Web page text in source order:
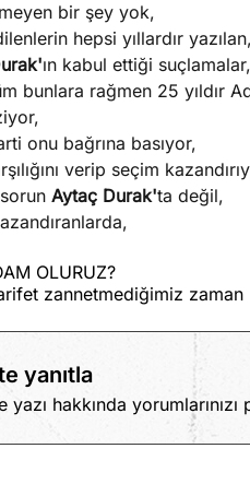
bir şey yok,
hepsi yıllardır
ın kabul ettiği suçlamalar,
bunlara rağmen 25 yıldır
onu bağrına basıyor,
verip seçim
Aytaç Durak'ta değil,
OLURUZ?
zannetmediğimiz zaman
yanıtla
yazı hakkında yorumlarınızı